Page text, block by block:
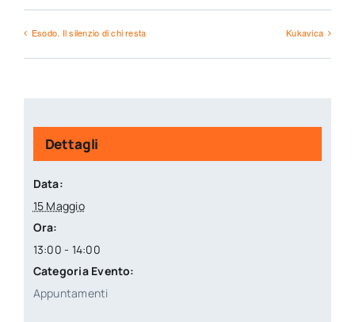
Esodo. Il silenzio di chi resta Kukavica
Dettagli
Data:
15 Maggio
Ora:
13:00 - 14:00
Categoria Evento:
Appuntamenti